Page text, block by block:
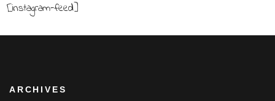
[instagram-feed]
ARCHIVES